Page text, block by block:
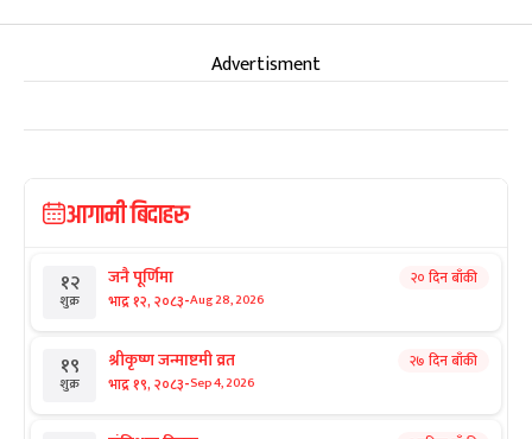
Advertisment
आगामी बिदाहरु
१२
शुक्र
जनै पूर्णिमा
भाद्र १२, २०८३-Aug 28, 2026
२० दिन बाँकी
१९
शुक्र
श्रीकृष्ण जन्माष्टमी व्रत
भाद्र १९, २०८३-Sep 4, 2026
२७ दिन बाँकी